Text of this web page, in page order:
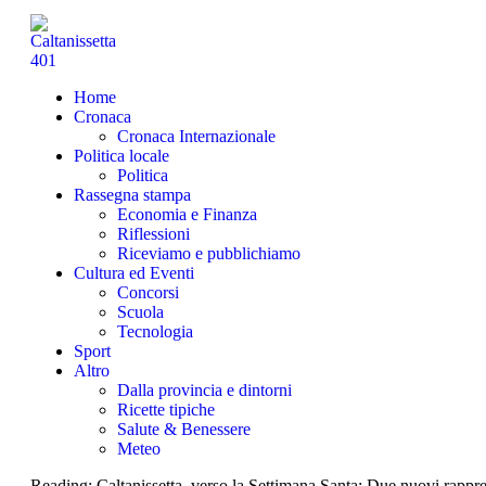
Home
Cronaca
Cronaca Internazionale
Politica locale
Politica
Rassegna stampa
Economia e Finanza
Riflessioni
Riceviamo e pubblichiamo
Cultura ed Eventi
Concorsi
Scuola
Tecnologia
Sport
Altro
Dalla provincia e dintorni
Ricette tipiche
Salute & Benessere
Meteo